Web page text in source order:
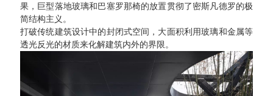
果，巨型落地玻璃和巴塞罗那椅的放置贯彻了密斯凡德罗的极
简结构主义。
打破传统建筑设计中的封闭式空间，大面积利用玻璃和金属等
透光反光的材质来化解建筑内外的界限。